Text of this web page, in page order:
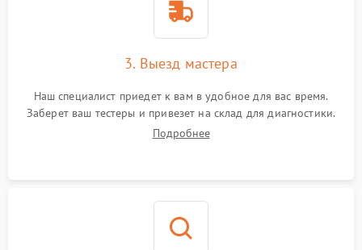
3. Выезд мастера
Наш специалист приедет к вам в удобное для вас время.
Заберет ваш тестеры и привезет на склад для диагностики.
Подробнее